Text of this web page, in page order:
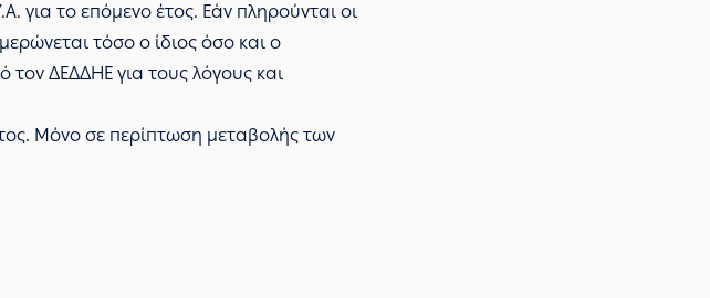
για το επόμενο έτος. Εάν πληρούνται οι
τόσο ο ίδιος όσο και ο
ΔΕΔΔΗΕ για τους λόγους και
Μόνο σε περίπτωση μεταβολής των